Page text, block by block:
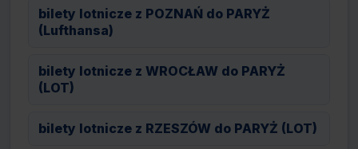
bilety lotnicze z POZNAŃ do PARYŻ
(Lufthansa)
bilety lotnicze z WROCŁAW do PARYŻ
(LOT)
bilety lotnicze z RZESZÓW do PARYŻ (LOT)